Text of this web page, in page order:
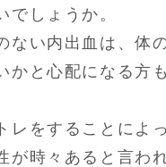
でしょうか。
ない内出血は、体
かと心配になる方
レをすることによ
が時々あると言わ